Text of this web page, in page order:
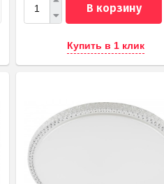
В корзину
Купить в 1 клик